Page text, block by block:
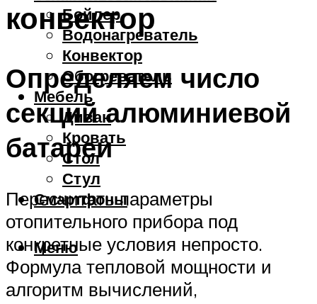
Бойлер
Водонагреватель
Конвектор
Обогреватель
Мебель
Диван
Кровать
Стол
Стул
Смартфоны
Меню
конвектор
Определяем число
секций алюминиевой
батареи
Пересчитать параметры
отопительного прибора под
конкретные условия непросто.
Формула тепловой мощности и
алгоритм вычислений,